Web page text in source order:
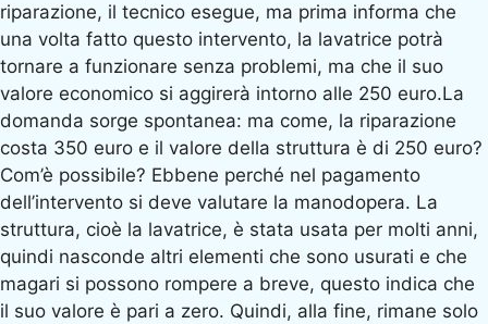
riparazione, il tecnico esegue, ma prima informa che
una volta fatto questo intervento, la lavatrice potrà
tornare a funzionare senza problemi, ma che il suo
valore economico si aggirerà intorno alle 250 euro.La
domanda sorge spontanea: ma come, la riparazione
costa 350 euro e il valore della struttura è di 250 euro?
Com’è possibile? Ebbene perché nel pagamento
dell’intervento si deve valutare la manodopera. La
struttura, cioè la lavatrice, è stata usata per molti anni,
quindi nasconde altri elementi che sono usurati e che
magari si possono rompere a breve, questo indica che
il suo valore è pari a zero. Quindi, alla fine, rimane solo